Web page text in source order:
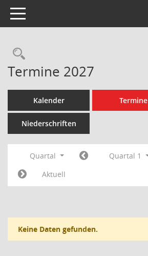
Toggle navigation
Rechercheauswahl
Termine 2027
Kalender Termine
Niederschriften
Quartal Quartal 1
Aktuell
Keine Daten gefunden.